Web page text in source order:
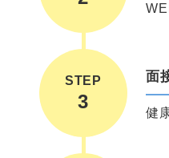
STEP 面
健